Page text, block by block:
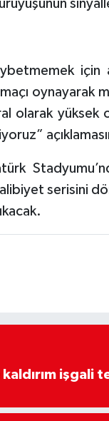
oynayarak
olarak
serisini
işgali